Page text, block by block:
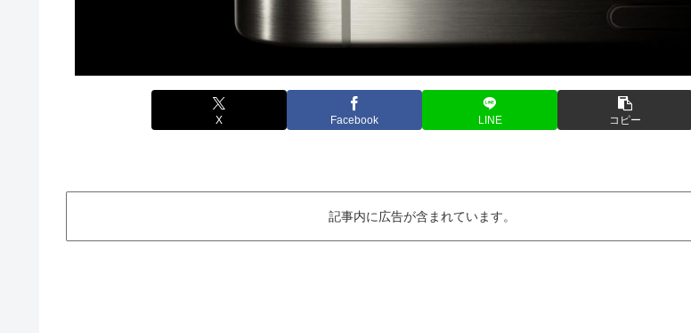
X Facebook LINE コピー
記事内に広告が含まれています。